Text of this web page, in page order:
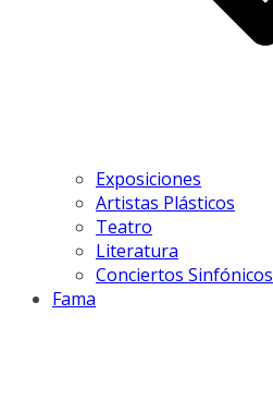
Exposiciones
Artistas Plásticos
Teatro
Literatura
Conciertos Sinfónicos
Fama